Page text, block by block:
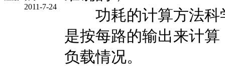
2011-7-24
功耗的计算方法科
是按每路的输出来计
负载情况。